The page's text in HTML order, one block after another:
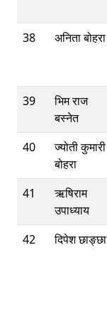
38
अनिता बोहरा
39
भिम राज
बस्नेत
40
ज्योती कुमारी
बोहरा
41
ऋषिराम
उपाध्याय
42
दिपेश छाङ्छा